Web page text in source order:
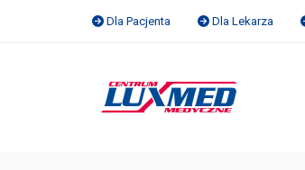
Dla Pacjenta Dla Lekarza